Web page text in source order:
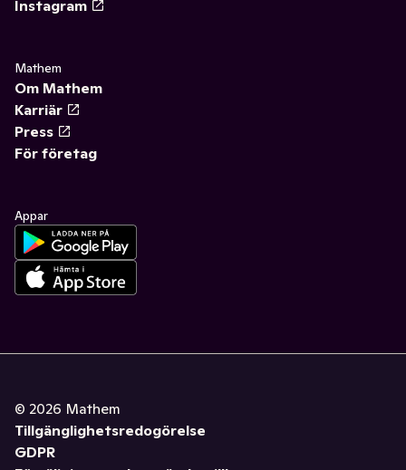
Instagram
Mathem
Om Mathem
Karriär
Press
För företag
Appar
© 2026 Mathem
Tillgänglighetsredogörelse
GDPR